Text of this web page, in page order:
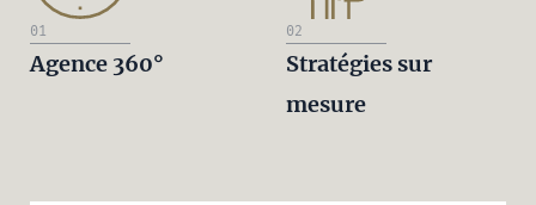
01
Agence 360°
02
Stratégies sur
mesure